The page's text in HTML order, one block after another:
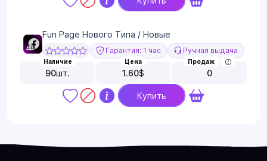
Fun Page Нового Типа / Новые
Гарантия: 1 час Ручная выдача
Наличие
90шт.
Цена
1.60$
Продаж
0
Купить